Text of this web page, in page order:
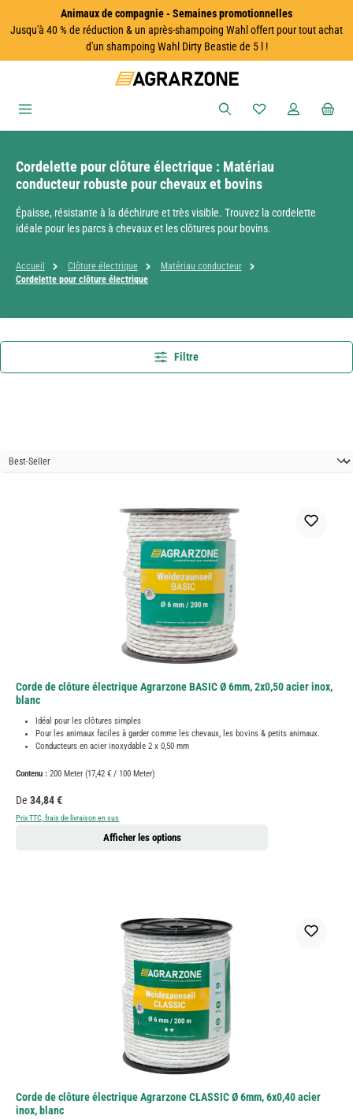
Passer au contenu principalAnimaux de compagnie - Semaines promotionnelles
Jusqu'à 40 % de réduction & un après-shampoing Wahl offert pour tout achat
d'un shampoing Wahl Dirty Beastie de 5 l !
Vous avez 0
Cordelette pour clôture électrique : Matériau
conducteur robuste pour chevaux et bovins
Épaisse, résistante à la déchirure et très visible. Trouvez la cordelette
idéale pour les parcs à chevaux et les clôtures pour bovins.
Accueil Clôture électrique
Matériau conducteur
Cordelette pour clôture électrique
Filtre
Corde de clôture électrique Agrarzone BASIC Ø 6mm, 2x0,50 acier inox,
blanc
Idéal pour les clôtures simples
Pour les animaux faciles à garder comme les chevaux, les bovins & petits animaux.
Conducteurs en acier inoxydable 2 x 0,50 mm
Contenu : 200 Meter (17,42 € / 100 Meter)
Prix régulier :
De 34,84 €
Prix TTC, frais de livraison en sus
Afficher les options
Corde de clôture électrique Agrarzone CLASSIC Ø 6mm, 6x0,40 acier
inox, blanc